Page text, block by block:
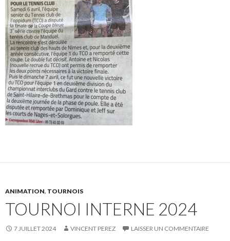
ANIMATION, TOURNOIS
TOURNOI INTERNE 2024
7 JUILLET 2024 VINCENT PEREZ LAISSER UN COMMENTAIRE